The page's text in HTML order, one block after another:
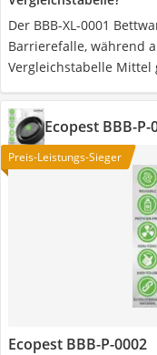
Der ‎BBB-XL-0001
Barrierefalle, während
Vergleichstabelle Mittel
Ecopest BBB-P-
Preis-Leistungs-Sieger
Ecopest BBB-P-0002